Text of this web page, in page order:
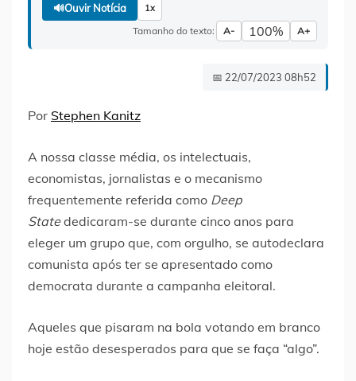
🔊Ouvir Notícia 1x
Tamanho do texto: A- 100% A+
📅 22/07/2023 08h52
Por Stephen Kanitz
A nossa classe média, os intelectuais,
economistas, jornalistas e o mecanismo
frequentemente referida como Deep
Statededicaram-se durante cinco anos para
eleger um grupo que, com orgulho, se autodeclara
comunista após ter se apresentado como
democrata durante a campanha eleitoral.
Aqueles que pisaram na bola votando em branco
hoje estão desesperados para que se faça “algo”.